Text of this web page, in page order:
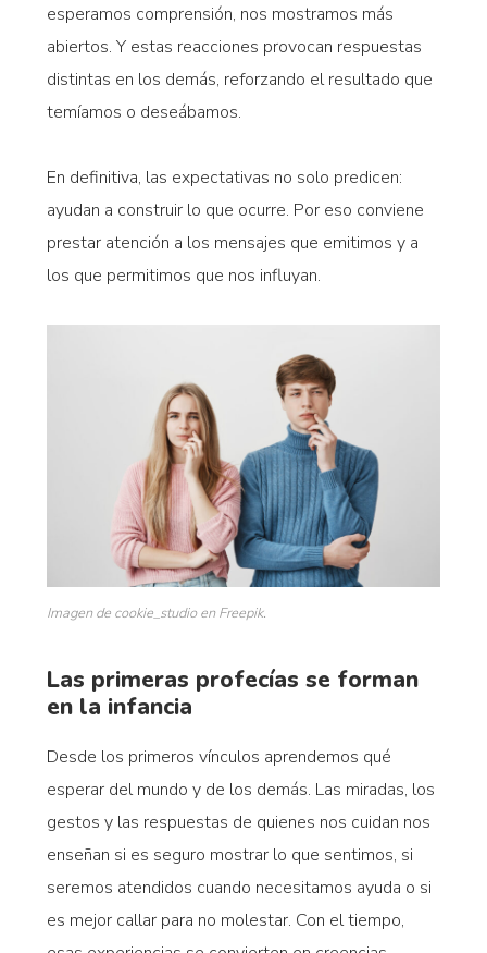
esperamos comprensión, nos mostramos más
abiertos. Y estas reacciones provocan respuestas
distintas en los demás, reforzando el resultado que
temíamos o deseábamos.
En definitiva, las expectativas no solo predicen:
ayudan a construir lo que ocurre. Por eso conviene
prestar atención a los mensajes que emitimos y a
los que permitimos que nos influyan.
Imagen de cookie_studio en Freepik.
Las primeras profecías se forman
en la infancia
Desde los primeros vínculos aprendemos qué
esperar del mundo y de los demás. Las miradas, los
gestos y las respuestas de quienes nos cuidan nos
enseñan si es seguro mostrar lo que sentimos, si
seremos atendidos cuando necesitamos ayuda o si
es mejor callar para no molestar. Con el tiempo,